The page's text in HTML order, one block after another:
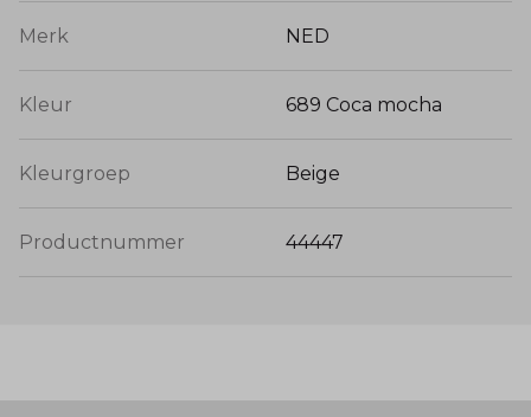
Merk NED
Kleur 689 Coca mocha
Kleurgroep Beige
Productnummer 44447